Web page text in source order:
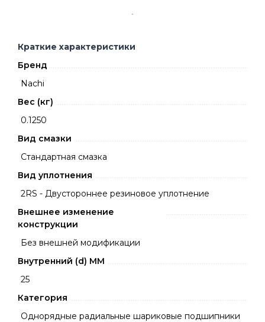
Краткие характеристики
Бренд
Nachi
Вес (кг)
0.1250
Вид смазки
Стандартная смазка
Вид уплотнения
2RS - Двустороннее резиновое уплотнение
Внешнее изменение
конструкции
Без внешней модификации
Внутренний (d) ММ
25
Категория
Однорядные радиальные шариковые подшипники